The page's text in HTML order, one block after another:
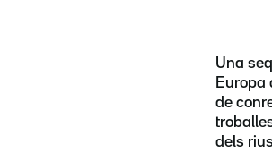
Una
Europa
de
dels rius